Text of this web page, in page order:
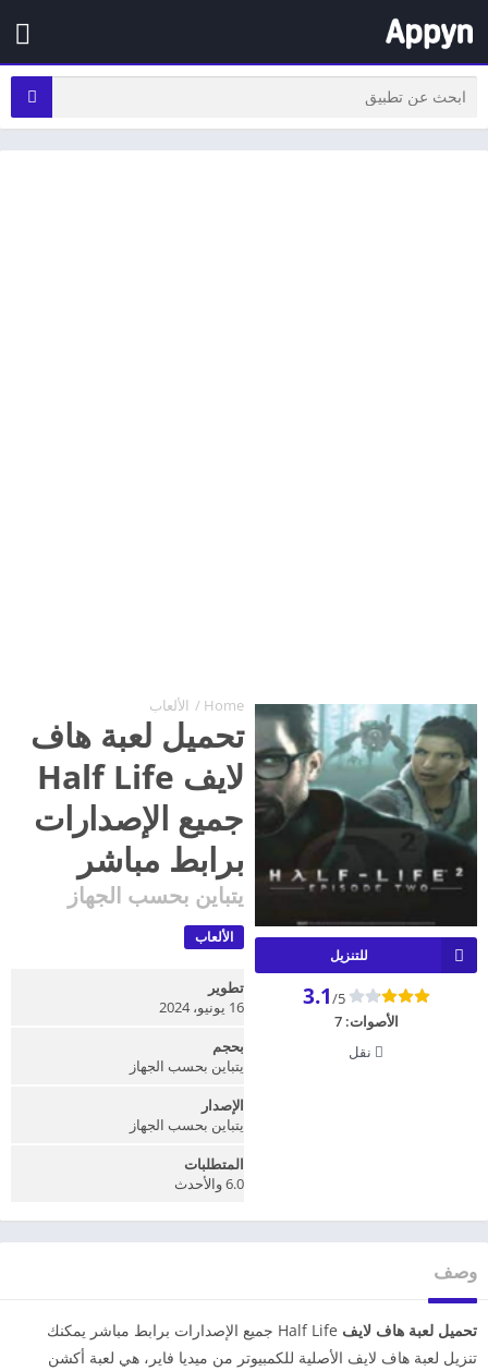
Home
/ الألعاب
تحميل لعبة هاف
لايف Half Life
جميع الإصدارات
برابط مباشر
يتباين بحسب الجهاز
الألعاب
للتنزيل
3.1/5
الأصوات:7
نقل
تطوير
16 يونيو، 2024
بحجم
يتباين بحسب الجهاز
الإصدار
يتباين بحسب الجهاز
المتطلبات
6.0 والأحدث
وصف
تحميل لعبة هاف لايف
Half Life جميع الإصدارات برابط مباشر يمكنك
تنزيل لعبة هاف لايف الأصلية للكمبيوتر من ميديا فاير، هي لعبة أكشن